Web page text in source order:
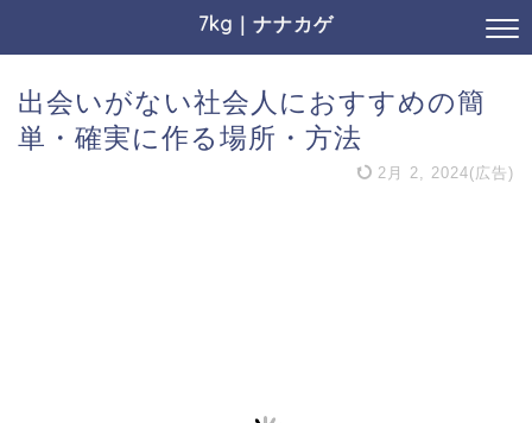
7kg｜ナナカゲ
出会いがない社会人におすすめの簡
単・確実に作る場所・方法
2月 2, 2024(広告)